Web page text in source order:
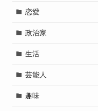
恋愛
政治家
生活
芸能人
趣味